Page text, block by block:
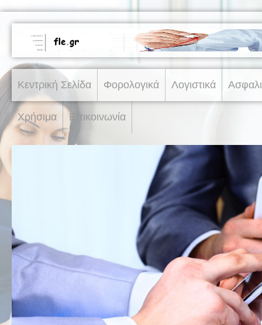
Κεντρική Σελίδα Φορολογικά Λογιστικά
Χρήσιμα Επικοινωνία